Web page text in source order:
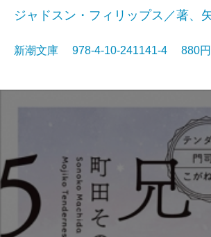
ジャドスン・フィリップス／著、
新潮文庫 978-4-10-241141-4 880